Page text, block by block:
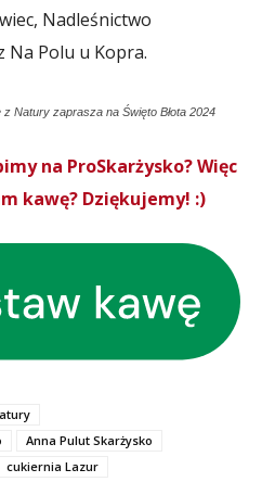
Nadleśnictwo
Na Polu u Kopra.
Natury zaprasza na Święto Błota 2024
na ProSkarżysko? Więc
kawę? Dziękujemy! :)
Anna Pulut Skarżysko
cukiernia Lazur